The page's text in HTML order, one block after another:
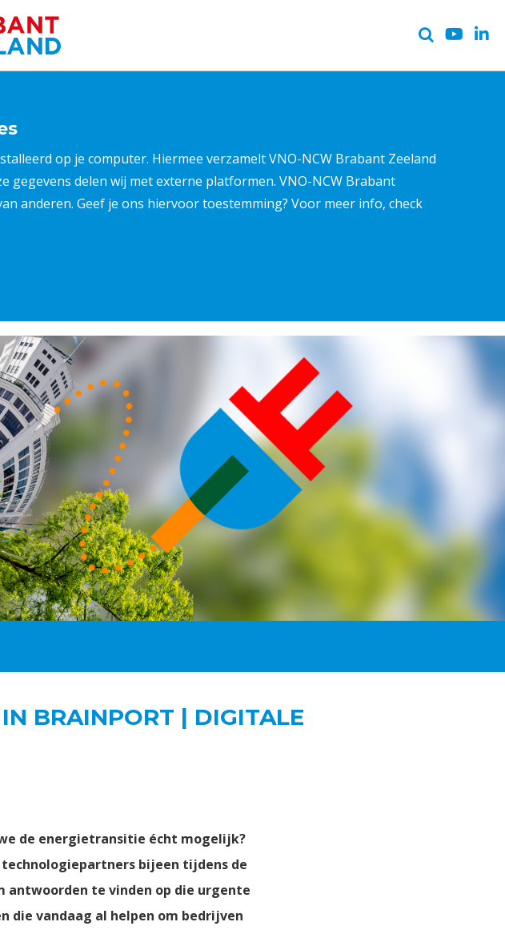
op je computer. Hiermee verzamelt VNO-NCW Brabant Zeeland
gegevens delen wij met externe platformen. VNO-NCW Brabant
anderen. Geef je ons hiervoor toestemming? Voor meer info, check
BRAINPORT | DIGITALE
de energietransitie écht mogelijk?
technologiepartners bijeen tijdens de
antwoorden te vinden op die urgente
die vandaag al helpen om bedrijven